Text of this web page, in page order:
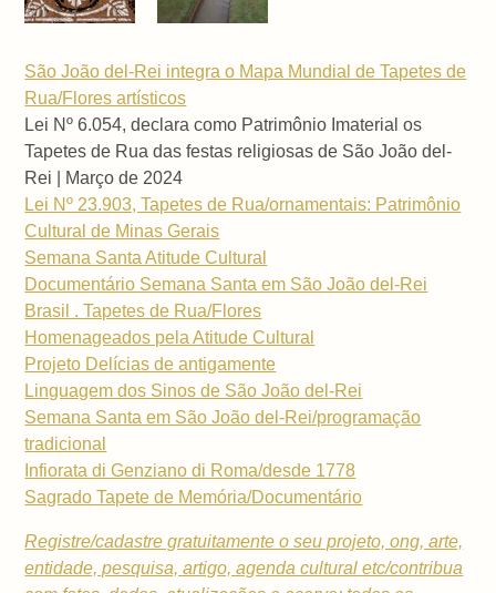
São João del-Rei integra o Mapa Mundial de Tapetes de
Rua/Flores artísticos
Lei Nº 6.054, declara como Patrimônio Imaterial os
Tapetes de Rua das festas religiosas de São João del-
Rei | Março de 2024
Lei Nº 23.903, Tapetes de Rua/ornamentais: Patrimônio
Cultural de Minas Gerais
Semana Santa Atitude Cultural
Documentário Semana Santa em São João del-Rei
Brasil . Tapetes de Rua/Flores
Homenageados pela Atitude Cultural
Projeto Delícias de antigamente
Linguagem dos Sinos de São João del-Rei
Semana Santa em São João del-Rei/programação
tradicional
Infiorata di Genziano di Roma/desde 1778
Sagrado Tapete de Memória/Documentário
Registre/cadastre gratuitamente o seu projeto, ong, arte,
entidade, pesquisa, artigo, agenda cultural etc/contribua